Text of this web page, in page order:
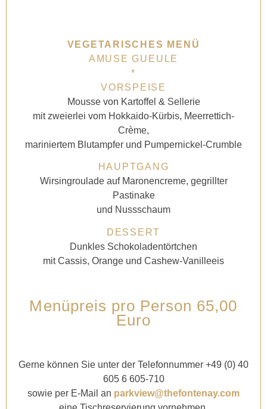
VEGETARISCHES MENÜ
AMUSE GUEULE
*
VORSPEISE
Mousse von Kartoffel & Sellerie
mit zweierlei vom Hokkaido-Kürbis, Meerrettich-
Crème,
mariniertem Blutampfer und Pumpernickel-Crumble
HAUPTGANG
Wirsingroulade auf Maronencreme, gegrillter
Pastinake
und Nussschaum
DESSERT
Dunkles Schokoladentörtchen
mit Cassis, Orange und Cashew-Vanilleeis
Menüpreis pro Person 65,00
Euro
Gerne können Sie unter der Telefonnummer +49 (0) 40
605 6 605-710
sowie per E-Mail an parkview@thefontenay.com